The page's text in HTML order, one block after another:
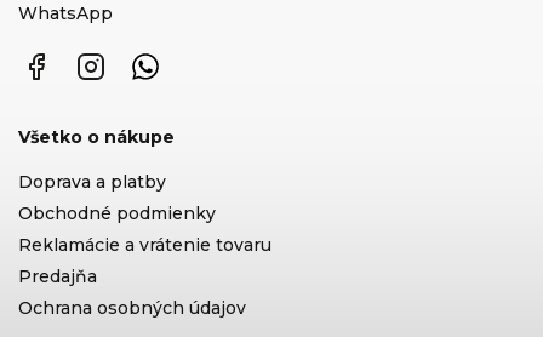
WhatsApp
FacebookInstagram
Všetko o nákupe
Doprava a platby
Obchodné podmienky
Reklamácie a vrátenie tovaru
Predajňa
Ochrana osobných údajov